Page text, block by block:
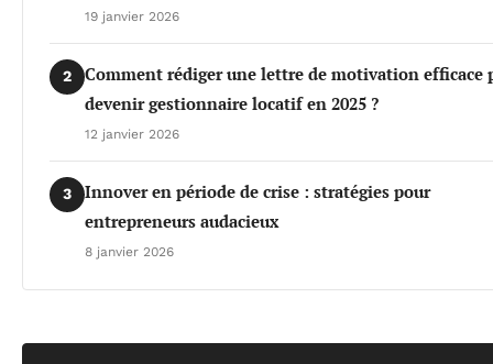
19 janvier 2026
2
Comment rédiger une lettre de motivation efficace
devenir gestionnaire locatif en 2025 ?
12 janvier 2026
3
Innover en période de crise : stratégies pour
entrepreneurs audacieux
8 janvier 2026